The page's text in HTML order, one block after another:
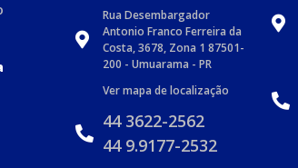
Rua Desembargador
Antonio Franco Ferreira da
Costa, 3678, Zona 1 87501-
200 - Umuarama - PR
Ver mapa de localização
44 3622-2562
44 9.9177-2532